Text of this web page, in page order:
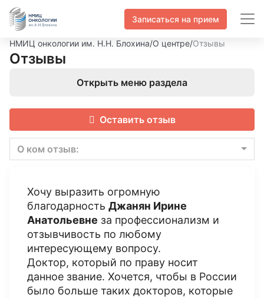
Записаться на прием
НМИЦ онкологии им. Н.Н. Блохина/О центре/Отзывы
Отзывы
Открыть меню раздела
Оставить отзыв
О ком отзыв:
Хочу выразить огромную
благодарность Джанян Ирине
Анатольевне за профессионализм и
отзывчивость по любому
интересующему вопросу.
Доктор, который по праву носит
данное звание. Хочется, чтобы в России
было больше таких докторов, которые